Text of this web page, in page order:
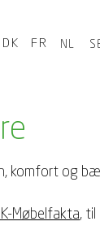
DK FR NL
Møbelfakta, til
komfort og